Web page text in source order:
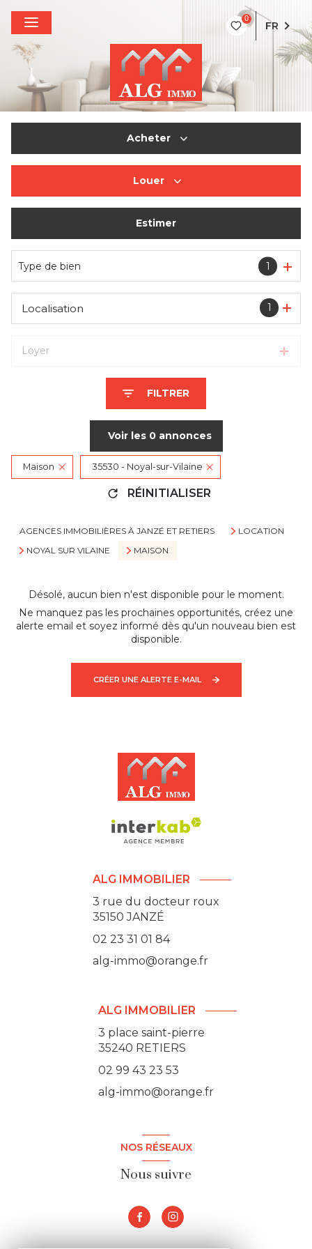
0
FR
Acheter
Louer
De l'immo pro
Estimer
Type de bien 1
1
Localisation
Loyer
FILTRER
Voir les 0annonces
Maison 35530 - Noyal-sur-Vilaine
RÉINITIALISER
AGENCES IMMOBILIÈRES À JANZÉ ET RETIERS
LOCATION
NOYAL SUR VILAINE
MAISON
Désolé, aucun bien n'est disponible pour le moment.
Ne manquez pas les prochaines opportunités, créez une
alerte email et soyez informé dès qu'un nouveau bien est
disponible.
CRÉER UNE ALERTE E-MAIL
ALG IMMOBILIER
3 rue du docteur roux
35150JANZÉ
02 23 31 01 84
alg-immo@orange.fr
ALG IMMOBILIER
3 place saint-pierre
35240 RETIERS
02 99 43 23 53
alg-immo@orange.fr
NOS RÉSEAUX
Nous suivre